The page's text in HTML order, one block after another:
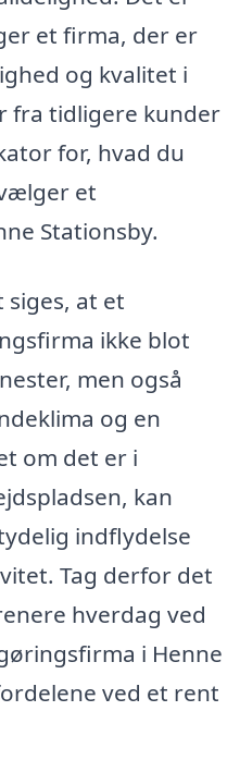
et firma, der er
og kvalitet i
fra tidligere kunder
for, hvad du
et
Stationsby.
siges, at et
ikke blot
men også
og en
om det er i
kan
indflydelse
Tag derfor det
hverdag ved
i Henne
ved et rent